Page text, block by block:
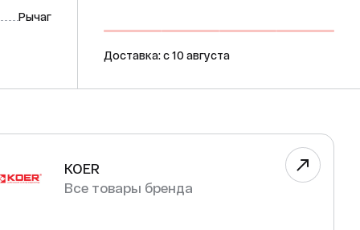
Рычаг
Доставка: c 10 августа
KOER
Все товары бренда